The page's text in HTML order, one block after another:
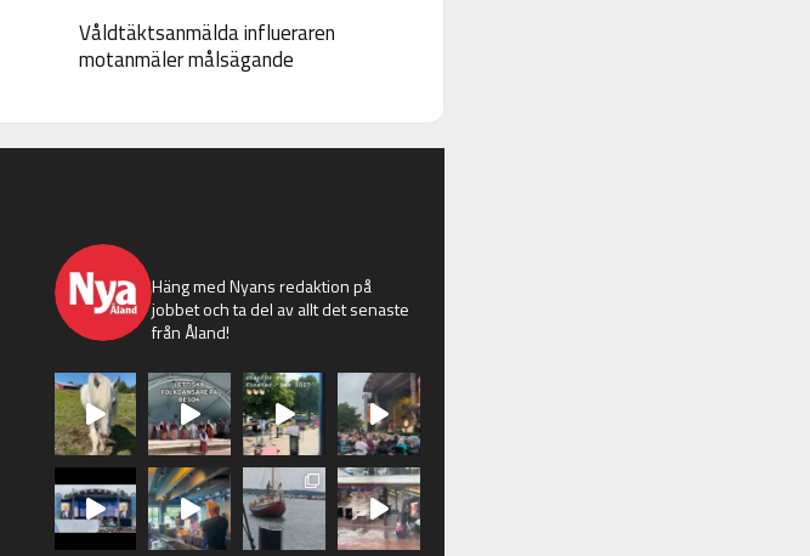
Våldtäktsanmälda influeraren
motanmäler målsägande
Häng med Nyans redaktion på
jobbet och ta del av allt det senaste
från Åland!